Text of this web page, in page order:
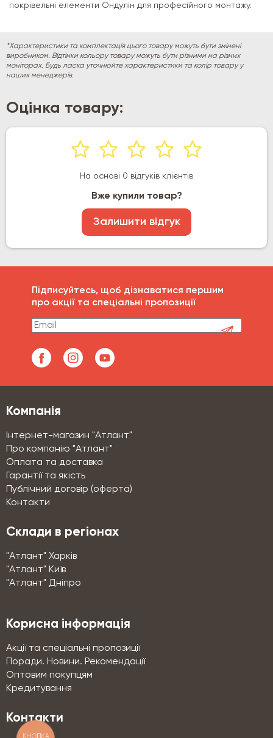
покрівельні елементи Ондулін для професійного монтажу.
*Характеристики та комплектація цього товару можуть бути змінені
виробником. Відтінки кольору товару можуть бути різними на різних
моніторах. Будь ласка уточнюйте характеристики та колір товару у
наших менеджерів.
Оцінка товару:
На основі 0 відгуків клієнтів
Вже купили товар?
Залишити відгук
Підписуйтесь, щоб дізнаватися першим
про акції та спеціальні пропозиції
Компанія
Інтернет-магазин "Атлант"
Про компанію "Атлант"
Оплата та доставка
Гарантії та якість
Публічний договір (оферта)
Контакти
Склади в регіонах
"Атлант" Харків
"Атлант" Київ
"Атлант" Дніпро
Корисна інформація
Акції та спеціальні пропозиції
Поради. Новини. Рекомендації
Оптовим покупцям
Кредитування
Контакти
КНОПКА